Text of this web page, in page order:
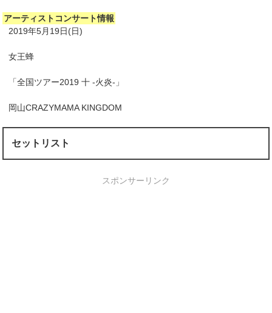
アーティストコンサート情報
2019年5月19日(日)
女王蜂
「全国ツアー2019 十 -火炎-」
岡山CRAZYMAMA KINGDOM
セットリスト
スポンサーリンク